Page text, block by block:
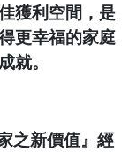
獲利空間，是
更幸福的家庭
就。
之新價值』經